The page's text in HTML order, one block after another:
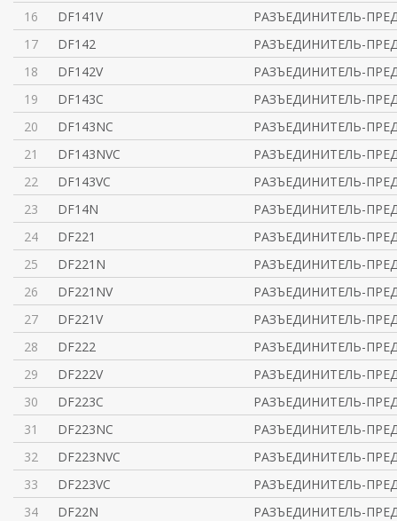
16
DF141V
РАЗЪЕДИНИТЕЛЬ-
17
DF142
РАЗЪЕДИНИТЕЛЬ-
18
DF142V
РАЗЪЕДИНИТЕЛЬ-
19
DF143C
РАЗЪЕДИНИТЕЛЬ-
20
DF143NC
РАЗЪЕДИНИТЕЛЬ-
21
DF143NVC
РАЗЪЕДИНИТЕЛЬ-
22
DF143VC
РАЗЪЕДИНИТЕЛЬ-
23
DF14N
РАЗЪЕДИНИТЕЛЬ-
24
DF221
РАЗЪЕДИНИТЕЛЬ-
25
DF221N
РАЗЪЕДИНИТЕЛЬ-
26
DF221NV
РАЗЪЕДИНИТЕЛЬ-
27
DF221V
РАЗЪЕДИНИТЕЛЬ-
28
DF222
РАЗЪЕДИНИТЕЛЬ-
29
DF222V
РАЗЪЕДИНИТЕЛЬ-
30
DF223C
РАЗЪЕДИНИТЕЛЬ-
31
DF223NC
РАЗЪЕДИНИТЕЛЬ-
32
DF223NVC
РАЗЪЕДИНИТЕЛЬ-
33
DF223VC
РАЗЪЕДИНИТЕЛЬ-
34
DF22N
РАЗЪЕДИНИТЕЛЬ-